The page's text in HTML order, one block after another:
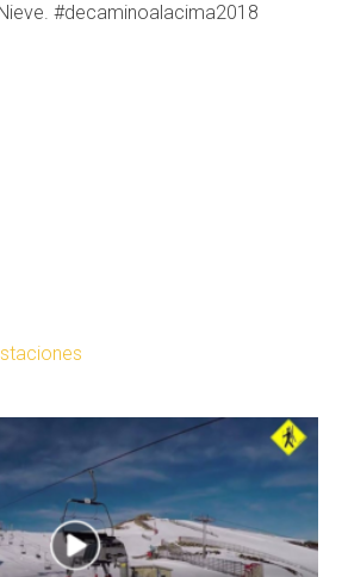
#decaminoalacima2018